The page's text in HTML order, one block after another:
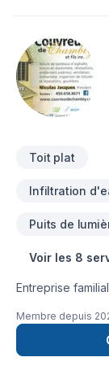
Toit plat
Infiltration
Puits de
Voir les 8
Entreprise
membrane
revêtement
Membre depuis